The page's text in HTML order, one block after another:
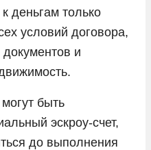
деньгам только
условий договора,
и
быть
эскроу-счет,
до выполнения